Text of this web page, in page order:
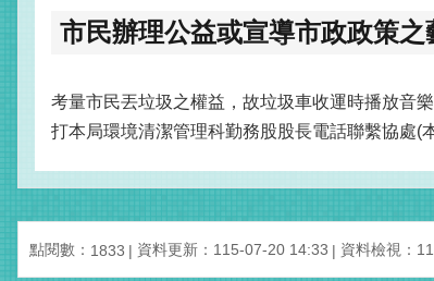
市民辦理公益或宣導市政政策
考量市民丟垃圾之權益，故垃圾車收運時播放音
打本局環境清潔管理科勤務股股長電話聯繫協處(
點閱數： 1833 資料更新：115-07-20 14:33 資料檢視：